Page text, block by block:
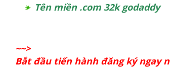
Tên miền .com 32k godaddy
~~>
Bắt đầu tiến hành đăng ký ngay